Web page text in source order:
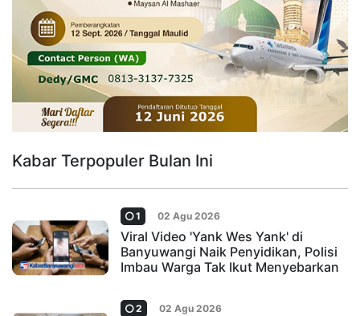
Kabar Terpopuler Bulan Ini
1 02 Agu 2026
Viral Video 'Yank Wes Yank' di
Banyuwangi Naik Penyidikan, Polisi
Imbau Warga Tak Ikut Menyebarkan
2 02 Agu 2026